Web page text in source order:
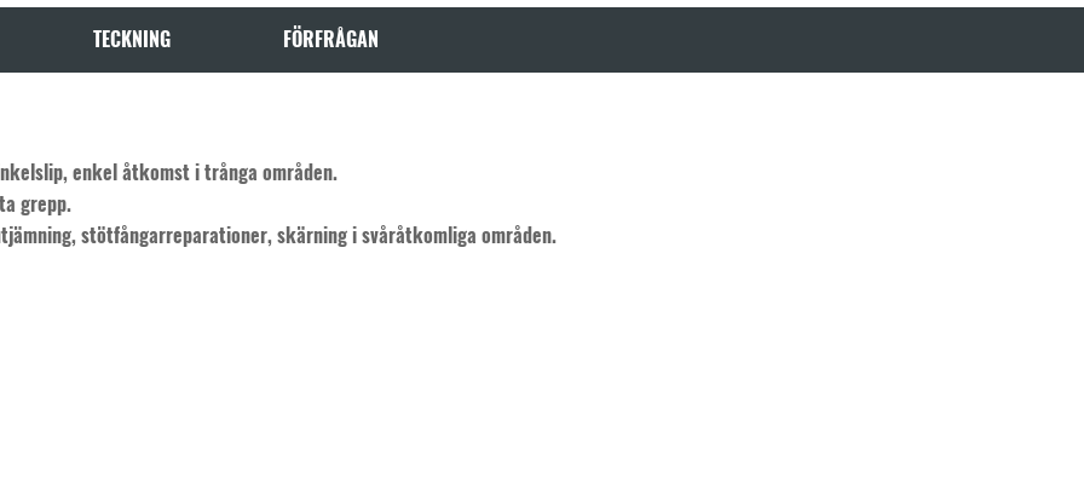
TECKNING FÖRFRÅGAN
enkel åtkomst i trånga områden.
grepp.
stötfångarreparationer, skärning i svåråtkomliga områden.